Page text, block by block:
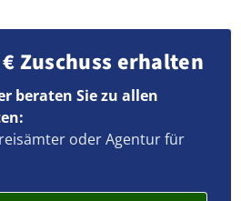
Zuschuss erhalten
beraten Sie zu allen
oder Agentur für